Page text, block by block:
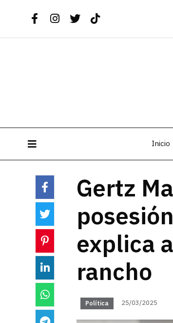
Inicio
Gertz
explica
rancho
Política 25/03/2025